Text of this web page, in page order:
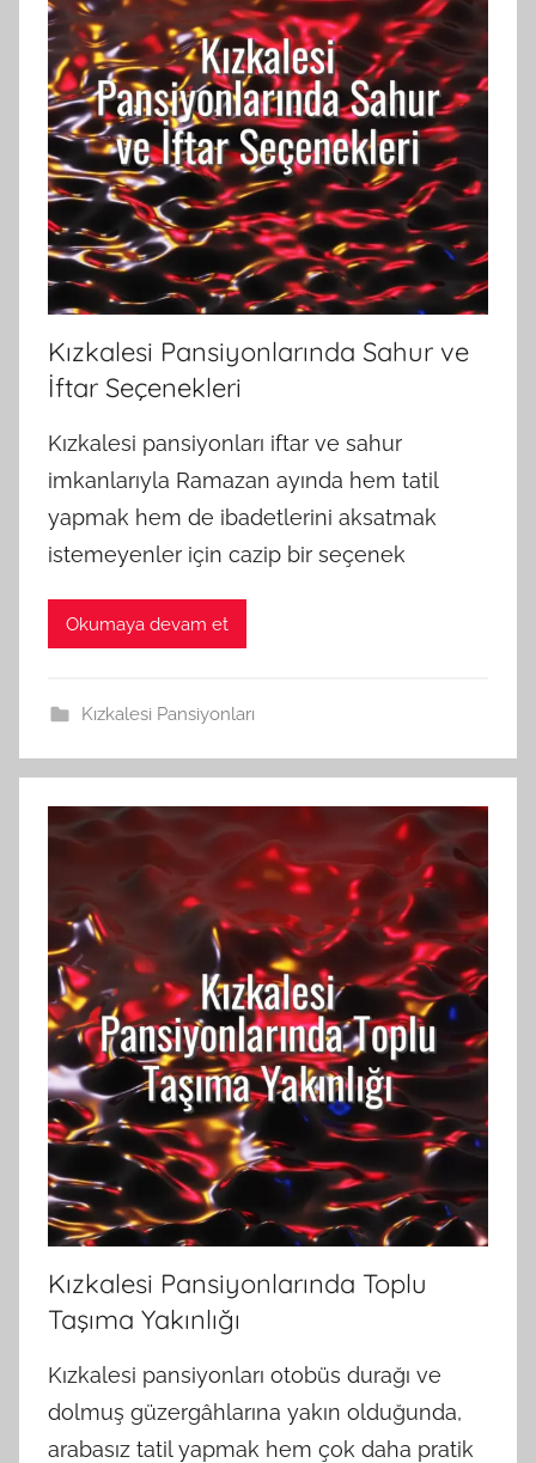
Kızkalesi Pansiyonlarında Sahur ve
İftar Seçenekleri
Kızkalesi pansiyonları iftar ve sahur
imkanlarıyla Ramazan ayında hem tatil
yapmak hem de ibadetlerini aksatmak
istemeyenler için cazip bir seçenek
Okumaya devam et
Kızkalesi Pansiyonları
Kızkalesi Pansiyonlarında Toplu
Taşıma Yakınlığı
Kızkalesi pansiyonları otobüs durağı ve
dolmuş güzergâhlarına yakın olduğunda,
arabasız tatil yapmak hem çok daha pratik